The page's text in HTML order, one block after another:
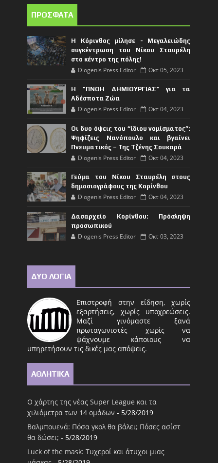
ΠΡΟΣΦΑΤΑ
Η Κόρινθος μίλησε - Μεγαλειώδης
συγκέντρωση του Νίκου Σταυρέλη
στο κέντρο της πόλης!
Diogenis Press Editor Οκτ 05, 2023
Η "ΠΝΟΗ ΔΗΜΙΟΥΡΓΙΑΣ" για τα
Αδέσποτα Ζώα
Diogenis Press Editor Οκτ 04, 2023
Οι δυο όψεις του “ίδιου νομίσματος”:
Ψηφίζεις Νανόπουλο και βγαίνει
Πνευματικός – Της Τζένης Σουκαρά
Diogenis Press Editor Οκτ 04, 2023
Γεύμα του Νίκου Σταυρέλη στους
δημοσιογράφους της Κορίνθου
Diogenis Press Editor Οκτ 04, 2023
Δασαρχείο Κορίνθου: Πρόσληψη
προσωπικού
Diogenis Press Editor Οκτ 03, 2023
ΔΥΟ ΛΟΓΙΑ
Επιστροφή στην είδηση, χωρίς
εξαρτήσεις, χωρίς υποχρεώσεις.
Μαζί γινόμαστε ξανά
πρωταγωνιστές χωρίς να
ψάχνουμε κάποιους να
υπηρετήσουν τις δικές μας απόψεις.
ΑΘΛΗΤΙΚΑ
Ο χάρτης της νέας Super League και τα
χιλιόμετρα των 14 ομάδων - 5/28/2019
Βαλμπουενά: Πόσα γκολ θα βάλει; Πόσες ασίστ
θα δώσει; - 5/28/2019
Luck of the mask: Τυχεροί και άτυχοι μιας